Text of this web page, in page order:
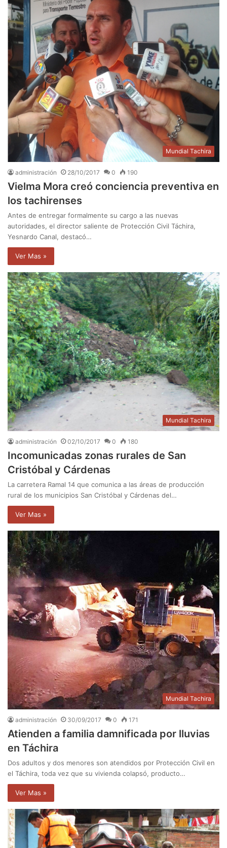
Mundial Tachira
administración 28/10/2017 0 190
Vielma Mora creó conciencia preventiva en
los tachirenses
Antes de entregar formalmente su cargo a las nuevas
autoridades, el director saliente de Protección Civil Táchira,
Yesnardo Canal, destacó…
Ver Mas »
Mundial Tachira
administración 02/10/2017 0 180
Incomunicadas zonas rurales de San
Cristóbal y Cárdenas
La carretera Ramal 14 que comunica a las áreas de producción
rural de los municipios San Cristóbal y Cárdenas del…
Ver Mas »
Mundial Tachira
administración 30/09/2017 0 171
Atienden a familia damnificada por lluvias
en Táchira
Dos adultos y dos menores son atendidos por Protección Civil en
el Táchira, toda vez que su vivienda colapsó, producto…
Ver Mas »